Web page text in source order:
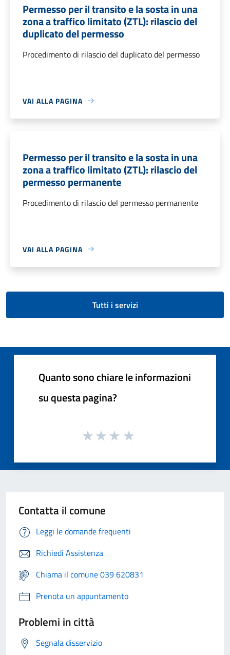
Permesso per il transito e la sosta in una
zona a traffico limitato (ZTL): rilascio del
duplicato del permesso
Procedimento di rilascio del duplicato del permesso
VAI ALLA PAGINA
Permesso per il transito e la sosta in una
zona a traffico limitato (ZTL): rilascio del
permesso permanente
Procedimento di rilascio del permesso permanente
VAI ALLA PAGINA
Tutti i servizi
Quanto sono chiare le informazioni
su questa pagina?
Contatta il comune
Leggi le domande frequenti
Richiedi Assistenza
Chiama il comune 039 620831
Prenota un appuntamento
Problemi in città
Segnala disservizio